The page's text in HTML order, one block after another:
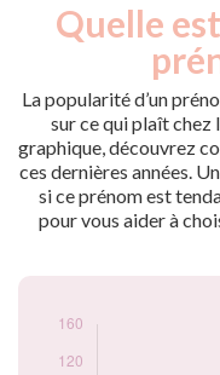
Quelle
La popularité d’un
sur ce qui plaît chez
graphique, découvrez
ces dernières années.
si ce prénom est
pour vous aider à
Année
Nouveaux-
nés
2014
8
2015
16
2016
32
2017
36
2018
44
2019
53
2023
121
2024
143